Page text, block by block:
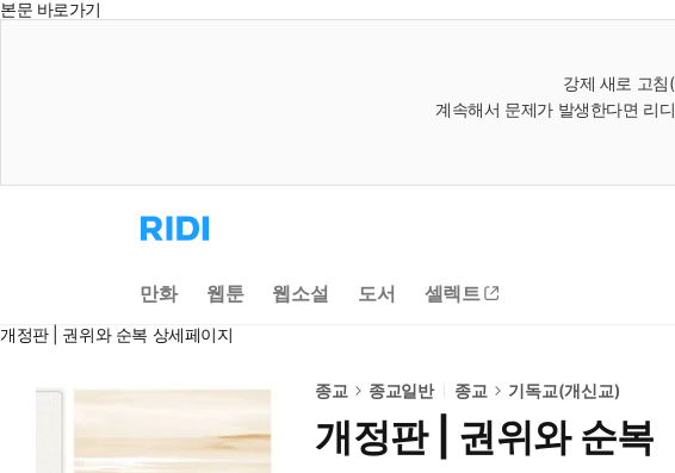
본문 바로가기
강제 새로 고
계속해서 문제가 발생한다면 리
리
디
으
로
동
만화 웹툰 웹소설 도서 셀렉트
개정판 | 권위와 순복 상세페이지
종교 종교일반 종교 기독교(개신교)
개정판 | 권위와 순복